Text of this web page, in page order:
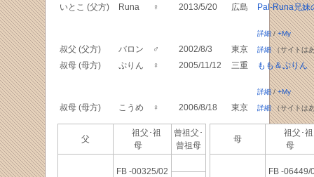
いとこ (父方) Runa ♀ 2013/5/20 広島 Pal-Runa兄妹
詳細/+My
叔父 (父方) バロン ♂ 2002/8/3 東京 詳細（サイトは
叔母 (母方) ぷりん ♀ 2005/11/12 三重 もも＆ぷりん
詳細/+My
叔母 (母方) こうめ ♀ 2006/8/18 東京 詳細（サイトは
父
祖父･祖
母
曾祖父･
曾祖母
FB -00325/02
母
祖父･祖
母
FB -06449/